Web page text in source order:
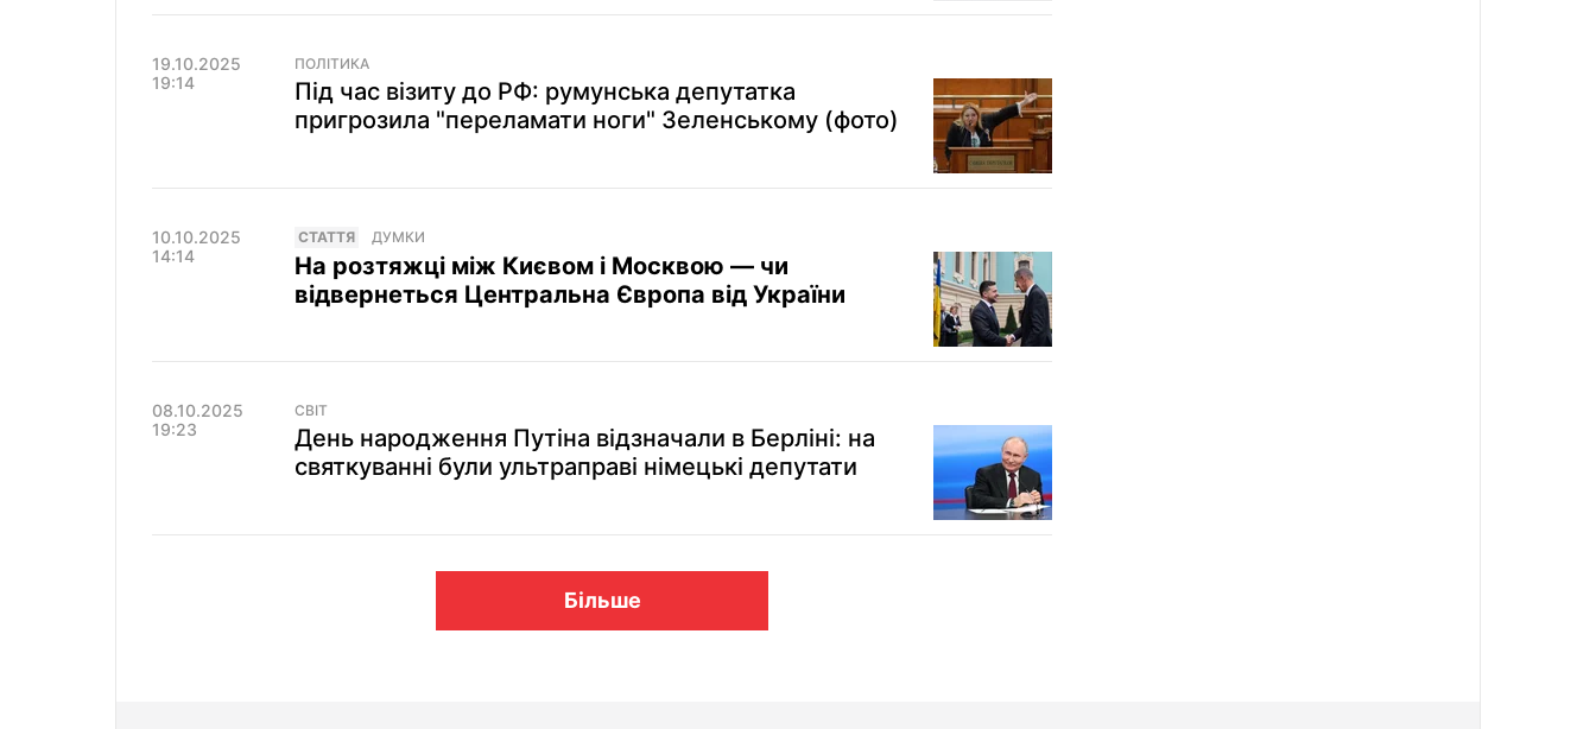
19.10.2025
19:14
ПОЛІТИКА
Під час візиту до РФ: румунська депутатка
пригрозила "переламати ноги" Зеленському (фото)
10.10.2025
14:14
СТАТТЯ ДУМКИ
На розтяжці між Києвом і Москвою — чи
відвернеться Центральна Європа від України
08.10.2025
19:23
СВІТ
День народження Путіна відзначали в Берліні: на
святкуванні були ультраправі німецькі депутати
Більше